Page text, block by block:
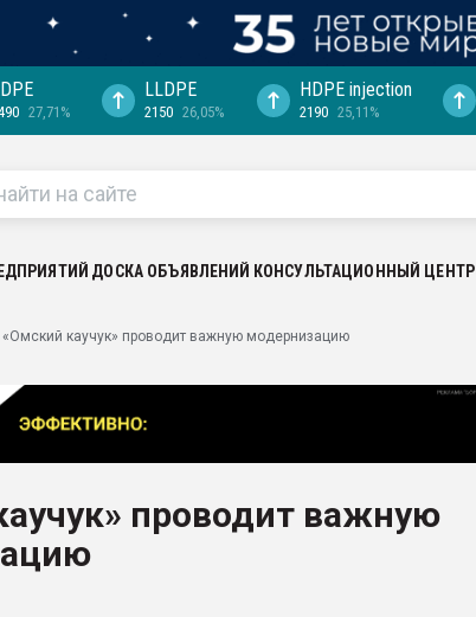
для
27,71%
LLDPE
2150 26,05%
HDPE injection
2190 25,11%
ДОСКА ОБЪЯВЛЕНИЙ КОНСУЛЬТАЦИОННЫЙ ЦЕНТР
«Омский каучук» проводит важную модернизацию
проводит важную